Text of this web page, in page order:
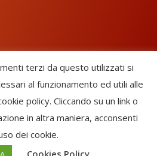
Federation - APS Ente Terzo
by Kriesi
terzi da questo utilizzati si
al funzionamento ed utili alle
policy. Cliccando su un link o
in altra maniera, acconsenti
dei cookie.
Cookies Policy